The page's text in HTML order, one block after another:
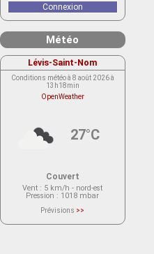
Connexion
Météo
Lévis-Saint-Nom
Conditions météo à 8 août 2026 à
13h18min
OpenWeather
27°C
Couvert
Vent : 5 km/h - nord-est
Pression : 1018 mbar
Prévisions >>
actuellement aucune prévision